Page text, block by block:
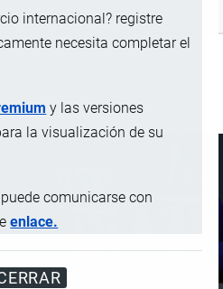
internacional? registre
necesita completar el
y las versiones
la visualización de su
comunicarse con
enlace.